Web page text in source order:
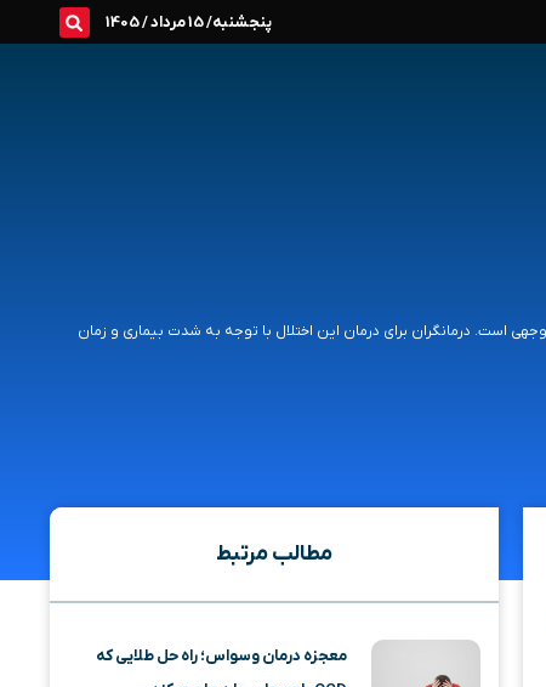
پنجشنبه/ 15 مرداد / 1405
است. درمانگران برای درمان این اختلال با توجه به شدت بیماری و زمان
مطالب مرتبط
معجزه درمان وسواس؛ راه حل طلایی که